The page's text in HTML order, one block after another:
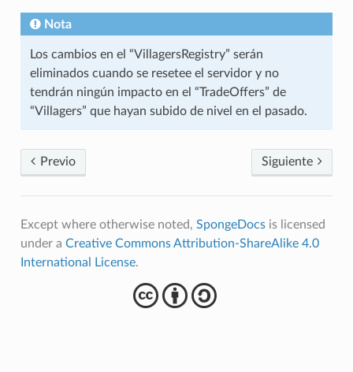
Nota
Los cambios en el “VillagersRegistry” serán
eliminados cuando se resetee el servidor y no
tendrán ningún impacto en el “TradeOffers” de
“Villagers” que hayan subido de nivel en el pasado.
Siguiente
Previo
Except where otherwise noted, SpongeDocsis licensed
under a Creative Commons Attribution-ShareAlike 4.0
International License.
cba